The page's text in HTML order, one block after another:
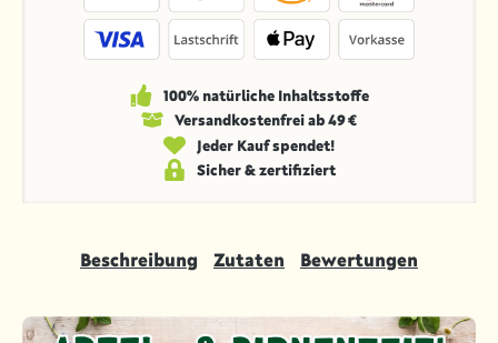
100% natürliche Inhaltsstoffe
Versandkosten­frei ab 49 €
Jeder Kauf spendet!
Sicher & zertifiziert
Beschreibung Zutaten Bewertungen